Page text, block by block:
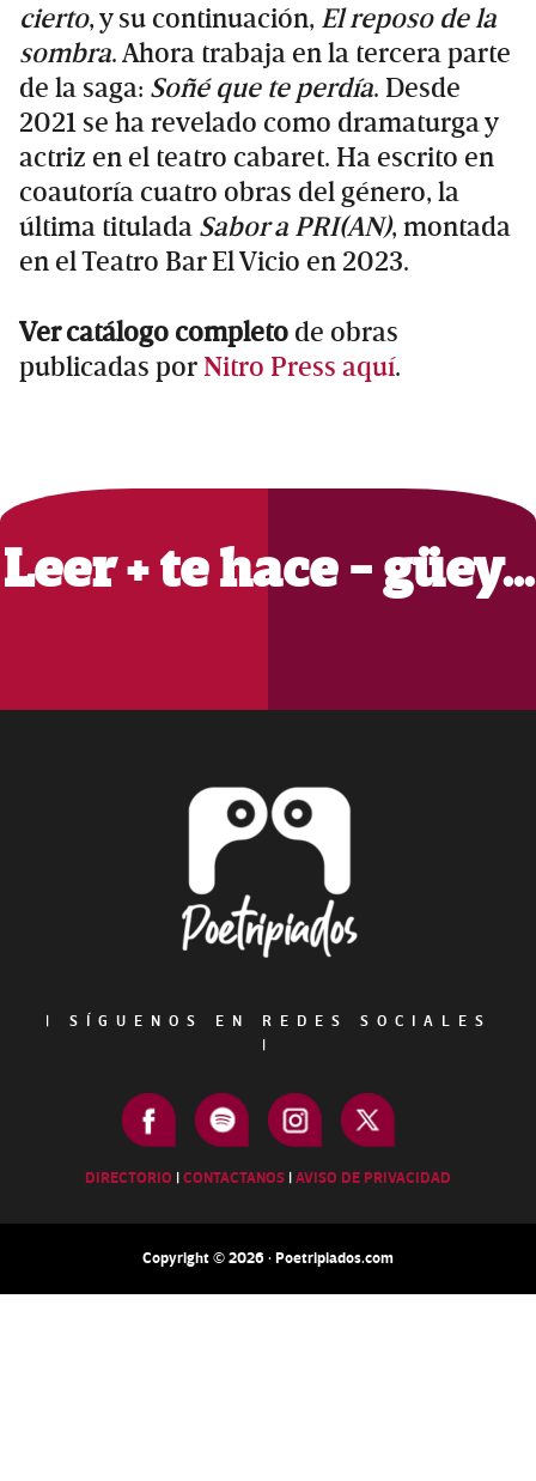
cierto, y su continuación, El reposo de la
sombra. Ahora trabaja en la tercera parte
de la saga: Soñé que te perdía. Desde
2021 se ha revelado como dramaturga y
actriz en el teatro cabaret. Ha escrito en
coautoría cuatro obras del género, la
última titulada Sabor a PRI(AN), montada
en el Teatro Bar El Vicio en 2023.
Ver catálogo completo de obras
publicadas por Nitro Press aquí.
Primary
Sidebar
Leer + te hace - güey…
|
SÍGUENOS EN REDES SOCIALES
|
DIRECTORIO |CONTACTANOS |AVISO DE PRIVACIDAD
Copyright © 2026 · Poetripiados.com